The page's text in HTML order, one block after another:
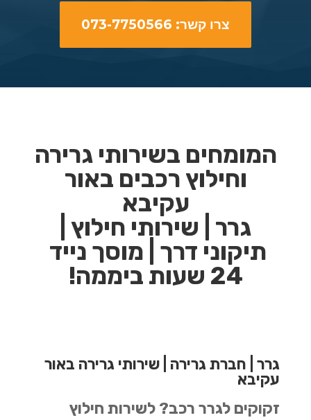
צרו קשר: 073-7750566
המומחים בשירותי גרירה
וחילוץ רכבים באור
עקיבא
גרר | שירותי חילוץ |
תיקוני דרך | מוסך נייד
24 שעות ביממה!
גרר | חברת גרירה | שירותי גרירה באור
עקיבא
זקוקים לגרר רכב? לשירות חילוץ